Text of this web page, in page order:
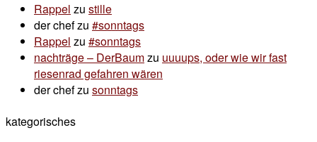
Rappel zu stille
der chefzu #sonntags
Rappel zu #sonntags
nachträge – DerBaumzu uuuups, oder wie wir fast
riesenrad gefahren wären
der chefzu sonntags
kategorisches